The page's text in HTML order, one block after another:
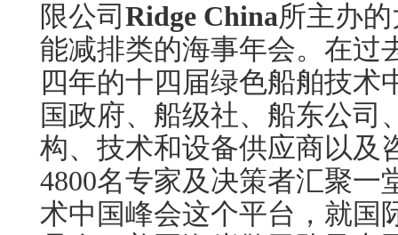
限公司 Ridge China所主办
能减排类的海事年会。在过
四年的十四届绿色船舶技术
国政府、船级社、船东公司
构、技术和设备供应商以及
4800名专家及决策者汇聚一
术中国峰会这个平台，就国